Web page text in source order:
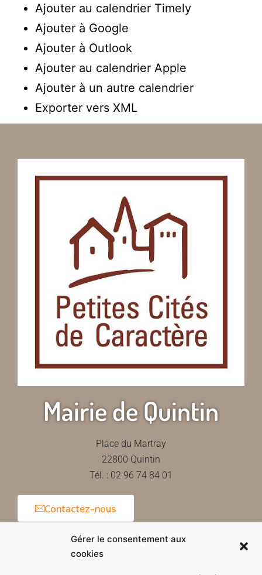
Gérer le consentement aux
cookies
Ajouter au calendrier Timely
Ajouter à Google
Ajouter à Outlook
Ajouter au calendrier Apple
Ajouter à un autre calendrier
Exporter vers XML
Mairie de Quintin
Place du Martray
22800 Quintin
Tél. : 02 96 74 84 01
Contactez-nous